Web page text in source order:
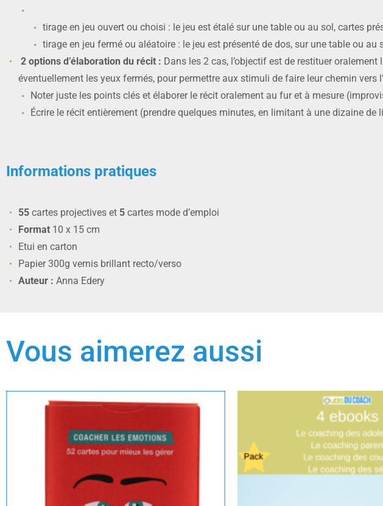
tirage en jeu ouvert ou choisi : le jeu est étalé sur une table ou au sol, cartes
tirage en jeu fermé ou aléatoire : le jeu est présenté de dos, sur une table ou
2 options d’élaboration du récit : Dans les 2 cas, l’objectif est de restituer
éventuellement les yeux fermés, pour permettre aux stimuli de faire leur chemin vers
Noter juste les points clés et élaborer le récit oralement au fur et à mesure
Écrire le récit entièrement (prendre quelques minutes, en limitant à une dizaine de
Informations pratiques
55 cartes projectives et 5 cartes mode d’emploi
Format 10 x 15 cm
Etui en carton
Papier 300g vernis brillant recto/verso
Auteur : Anna Edery
Vous aimerez aussi